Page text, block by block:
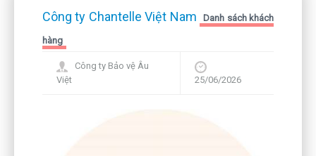
Công ty Chantelle Việt Nam Danh sách khách
hàng
Công ty Bảo vệ Âu
Việt
25/06/2026